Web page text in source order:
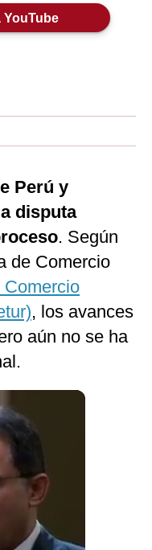
Perú y
disputa
. Según
de Comercio
Comercio
, los avances
aún no se ha